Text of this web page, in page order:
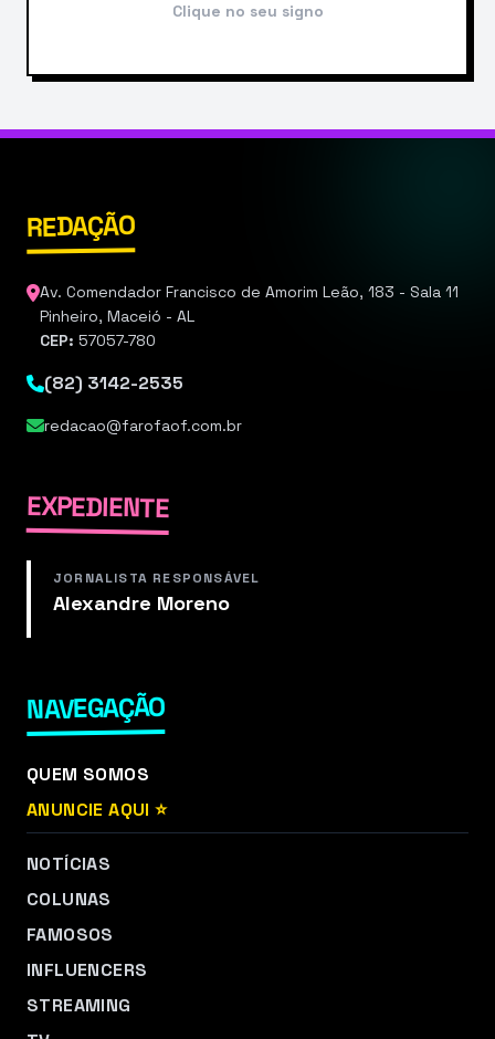
Clique no seu signo
REDAÇÃO
Av. Comendador Francisco de Amorim Leão, 183 - Sala 11
Pinheiro, Maceió - AL
CEP: 57057-780
(82) 3142-2535
redacao@farofaof.com.br
EXPEDIENTE
JORNALISTA RESPONSÁVEL
Alexandre Moreno
NAVEGAÇÃO
QUEM SOMOS
ANUNCIE AQUI ⭐
NOTÍCIAS
COLUNAS
FAMOSOS
INFLUENCERS
STREAMING